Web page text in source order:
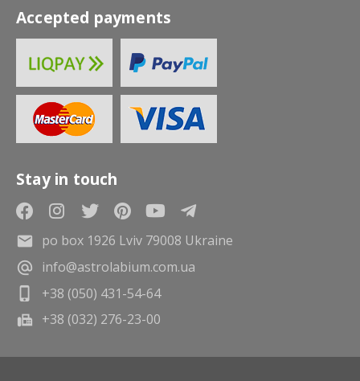
Accepted payments
Stay in touch
po box 1926 Lviv 79008 Ukraine
info@astrolabium.com.ua
+38 (050) 431-54-64
+38 (032) 276-23-00